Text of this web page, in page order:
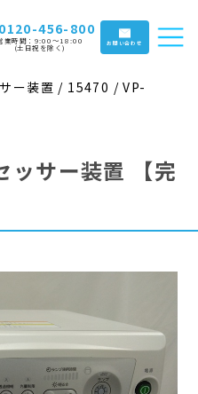
0120-456-800
業時間：9:00〜18:00
(土日祝を除く) お問い合わせ
ー装置 / 15470 / VP-
ッサー装置
【完